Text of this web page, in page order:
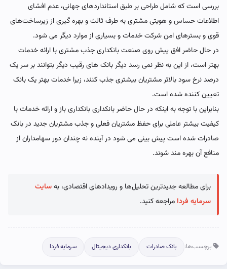
بررسی است که شامل طراحی بر طبق استانداردهای جهانی، عدم افشای
اطلاعات حساس و هویتی مشتری به طرف ثالث و بهره گیری از زیرساخت‌های
قوی و بسترهای امن شرکت خدمات و بسیاری از موارد دیگر می شود.
در حال حاضر افق پیش روی صنعت بانکداری جذب مشتری با ارائه خدمات
بهتر است، از این به نظر نمی رسد دیگر بانک های رقیب دیگر بتوانند بر سر یک
درصد نرخ سود بالاتر مشتریان بیشتری جذب کنند، زیرا خدمات بهتر یک بانک
تعیین کننده شده است.
بنابراین با توجه به اینکه در حال حاضر بانکداری بانکداری باز و ارائه خدمات با
کیفیت بیشتر عاملی برای حفظ مشتریان فعلی و جذب مشتریان جدید در بانک
صادرات شده است پیش بینی می شود در آینده نه چندان دور سهامداران از
منافع آن بهره مند شوند.
برای مطالعه جدیدترین تحلیل‌ها و رویدادهای اقتصادی، بهسایت
سرمایه فردا مراجعه کنید.
برچسب‌ها: بانک صادرات بانکداری دیجیتال سرمایه فردا